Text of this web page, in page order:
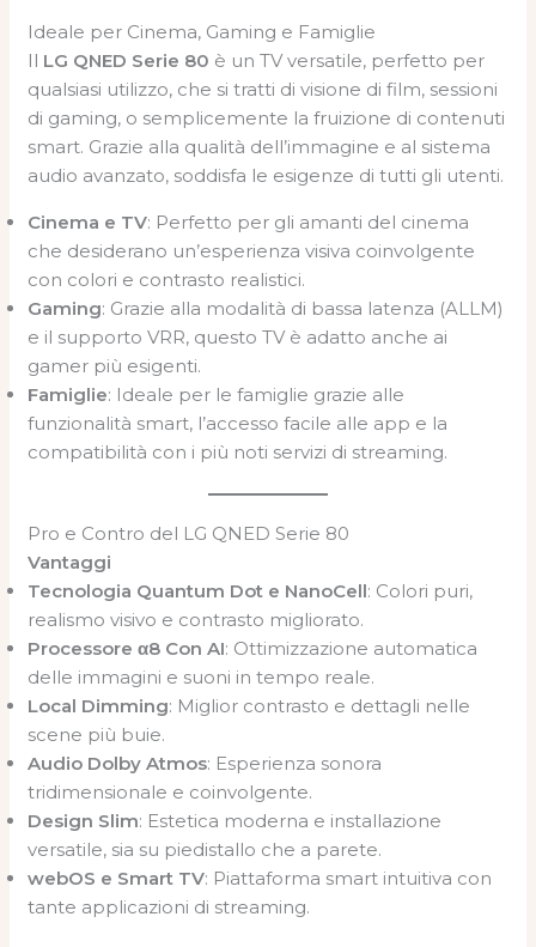
Ideale per Cinema, Gaming e Famiglie
Il LG QNED Serie 80 è un TV versatile, perfetto per
qualsiasi utilizzo, che si tratti di visione di film, sessioni
di gaming, o semplicemente la fruizione di contenuti
smart. Grazie alla qualità dell’immagine e al sistema
audio avanzato, soddisfa le esigenze di tutti gli utenti.
Cinema e TV: Perfetto per gli amanti del cinema
che desiderano un’esperienza visiva coinvolgente
con colori e contrasto realistici.
Gaming: Grazie alla modalità di bassa latenza (ALLM)
e il supporto VRR, questo TV è adatto anche ai
gamer più esigenti.
Famiglie: Ideale per le famiglie grazie alle
funzionalità smart, l’accesso facile alle app e la
compatibilità con i più noti servizi di streaming.
Pro e Contro del LG QNED Serie 80
Vantaggi
Tecnologia Quantum Dot e NanoCell: Colori puri,
realismo visivo e contrasto migliorato.
Processore α8 Con AI: Ottimizzazione automatica
delle immagini e suoni in tempo reale.
Local Dimming: Miglior contrasto e dettagli nelle
scene più buie.
Audio Dolby Atmos: Esperienza sonora
tridimensionale e coinvolgente.
Design Slim: Estetica moderna e installazione
versatile, sia su piedistallo che a parete.
webOS e Smart TV: Piattaforma smart intuitiva con
tante applicazioni di streaming.